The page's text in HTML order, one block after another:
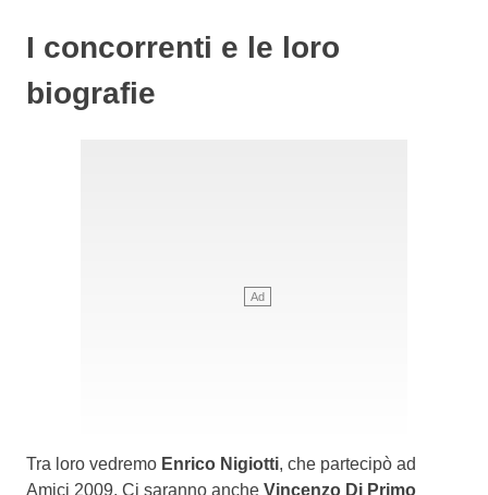
I concorrenti e le loro
biografie
Tra loro vedremo Enrico Nigiotti, che partecipò ad
Amici 2009. Ci saranno anche Vincenzo Di Primo